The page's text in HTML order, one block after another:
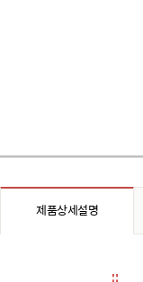
제품상세설명